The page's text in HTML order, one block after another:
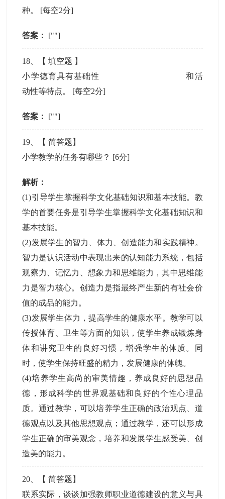
种。 [每空2分]
答案： [""]
18 、【填空题 】
小学德育具有基础性
和活
动性等特点。 [每空2分]
答案： [""]
19 、【简答题 】
小学教学的任务有哪些？ [6分]
解析：
(1)引导学生掌握科学文化基础知识和基本技能。教
学的首要任务是引导学生掌握科学文化基础知识和
基本技能。
(2)发展学生的智力、体力、创造能力和实践精神。
智力是认识活动中表现出来的认知能力系统，包括
观察力、记忆力、想象力和思维能力，其中思维能
力是智力核心。创造力是指最终产生新的有社会价
值的成品的能力。
(3)发展学生体力，提高学生的健康水平。教学可以
传授体育、卫生等方面的知识，使学生养成锻炼身
体和讲究卫生的良好习惯，增强学生的体质。同
时，使学生保持旺盛的精力，发展健康的体魄。
(4)培养学生高尚的审美情趣，养成良好的思想品
德，形成科学的世界观基础和良好的个性心理品
质。通过教学，可以培养学生正确的政治观点、道
德观点以及其他思想观点；通过教学，还可以形成
学生正确的审美观念，培养和发展学生感受美、创
造美的能力。
20 、【简答题 】
联系实际，谈谈加强教师职业道德建设的意义与具